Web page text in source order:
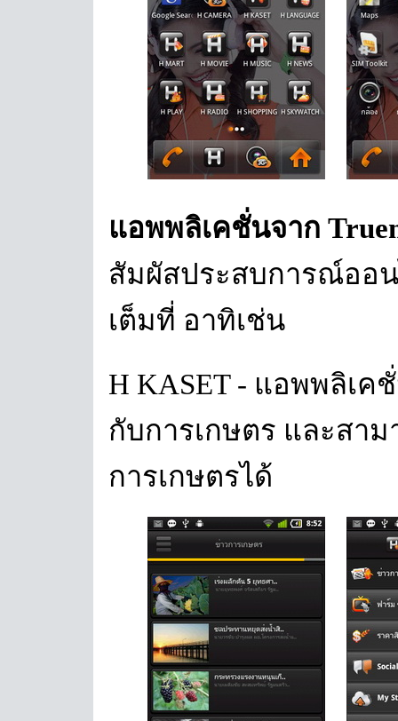
แอพพลิเคชั่นจาก
สัมผัสประสบการณ์ออ
เต็มที่ อาทิเช่น
H KASET - แอพพลิเค
กับการเกษตร และสา
การเกษตรได้